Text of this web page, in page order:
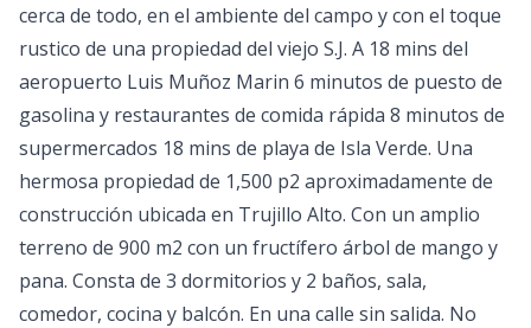
cerca de todo, en el ambiente del campo y con el toque
rustico de una propiedad del viejo S.J. A 18 mins del
aeropuerto Luis Muñoz Marin 6 minutos de puesto de
gasolina y restaurantes de comida rápida 8 minutos de
supermercados 18 mins de playa de Isla Verde. Una
hermosa propiedad de 1,500 p2 aproximadamente de
construcción ubicada en Trujillo Alto. Con un amplio
terreno de 900 m2 con un fructífero árbol de mango y
pana. Consta de 3 dormitorios y 2 baños, sala,
comedor, cocina y balcón. En una calle sin salida. No